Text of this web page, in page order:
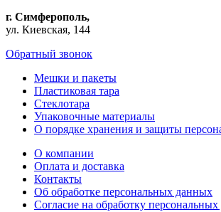
г. Симферополь,
ул. Киевская, 144
Обратный звонок
Мешки и пакеты
Пластиковая тара
Стеклотара
Упаковочные материалы
О порядке хранения и защиты
О компании
Оплата и доставка
Контакты
Об обработке персональных данных
Согласие на обработку